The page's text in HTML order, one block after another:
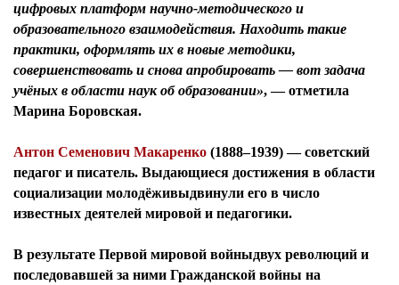
цифровых платформ научно-методического и
образовательного взаимодействия. Находить такие
практики, оформлять их в новые методики,
совершенствовать и снова апробировать — вот задача
учёных в области наук об образовании», — отметила
Марина Боровская.
Антон Семенович Макаренко (1888–1939) —советский
педагог и писатель. Выдающиеся достижения в области
социализации молодёживыдвинули его в число
известных деятелей мировой и педагогики.
В результате Первой мировой войныдвух революций и
последовавшей за ними Гражданской войны на